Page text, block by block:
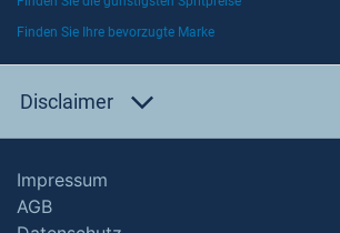
Finden Sie Ihre bevorzugte Marke
Disclaimer
Impressum
AGB